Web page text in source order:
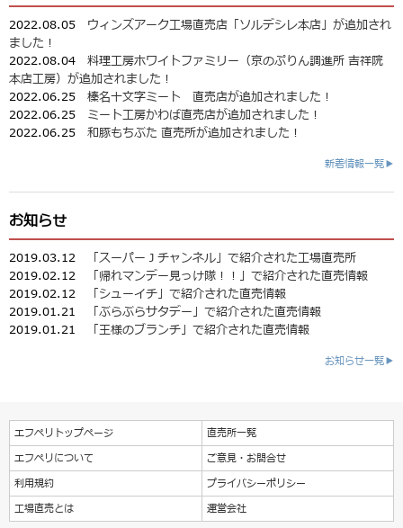
2022.08.05 ウィンズアーク工場直売店「ソルデシレ本店」が追加され
ました！
2022.08.04 料理工房ホワイトファミリー（京のぷりん調進所 吉祥院
本店工房）が追加されました！
2022.06.25 榛名十文字ミート 直売店が追加されました！
2022.06.25 ミート工房かわば直売店が追加されました！
2022.06.25 和豚もちぶた 直売所が追加されました！
新着情報一覧▶
お知らせ
2019.03.12
「スーパーＪチャンネル」で紹介された工場直売所
2019.02.12
「帰れマンデー見っけ隊！！」で紹介された直売情報
2019.02.12
「シューイチ」で紹介された直売情報
2019.01.21
「ぶらぶらサタデー」で紹介された直売情報
2019.01.21
「王様のブランチ」で紹介された直売情報
お知らせ一覧▶
エフペリトップページ
直売所一覧
エフペリについて
ご意見・お問合せ
利用規約
プライバシーポリシー
工場直売とは
運営会社